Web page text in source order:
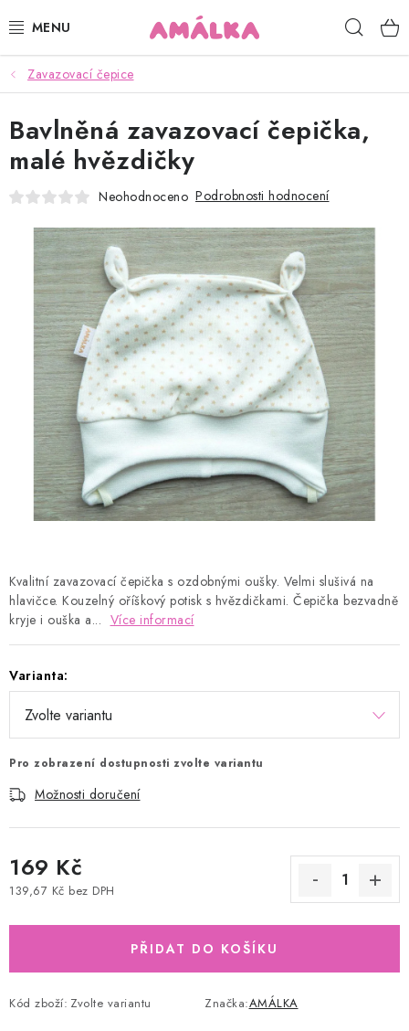
na
KOJENECKÉ, DĚTSKÉ OBLEČENÍ
ČEPICE, RUKAVICE, NÁKRČNÍKY
OSUŠKY, BRYNDÁKY, DEKY, DOPLŇKY
POUKAZY
KONTAKTY
HODNOCENÍ OBCHODU
Kontakty Proč AMÁLKA?
Doprava a platba
Tabulka velikostí
Postup pro vrácení a výměnu
Velkoobchod
Obchodní podmínky
Podmínky ochrany osobních údajů
Blog
Zavazovací čepice
Kvalitní zavazovací čepička s ozdobnými oušky. Velmi slušivá na
hlavičce. Kouzelný oříškový potisk s hvězdičkami. Čepička bezvadně
kryje i ouška a... Více informací
Varianta:
Pro zobrazení dostupnosti zvolte variantu
Možnosti doručení
169 Kč
139,67 Kč bez DPH
PŘIDAT DO KOŠÍKU
Kód zboží: Zvolte variantu Značka:AMÁLKA
Bavlněná zavazovací čepička,
malé hvězdičky
Neohodnoceno Podrobnosti hodnocení